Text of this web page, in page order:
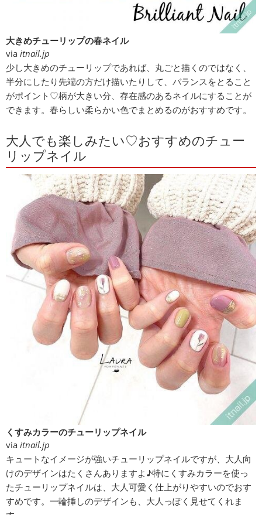
大きめチューリップの春ネイル
via itnail.jp
少し大きめのチューリップであれば、丸ごと描くのではなく、
半分にしたり先端の方だけ描いたりして、バランスをとること
がポイント♡柄が大きい分、存在感のあるネイルにすることが
できます。春らしい柔らかい色でまとめるのがおすすめです。
大人でも楽しみたい♡おすすめのチュー
リップネイル
くすみカラーのチューリップネイル
via itnail.jp
キュートなイメージが強いチューリップネイルですが、大人向
けのデザインはたくさんありますよ♪特にくすみカラーを使っ
たチューリップネイルは、大人可愛く仕上がりやすいのでおす
すめです。一輪挿しのデザインも、大人っぽく見せてくれま